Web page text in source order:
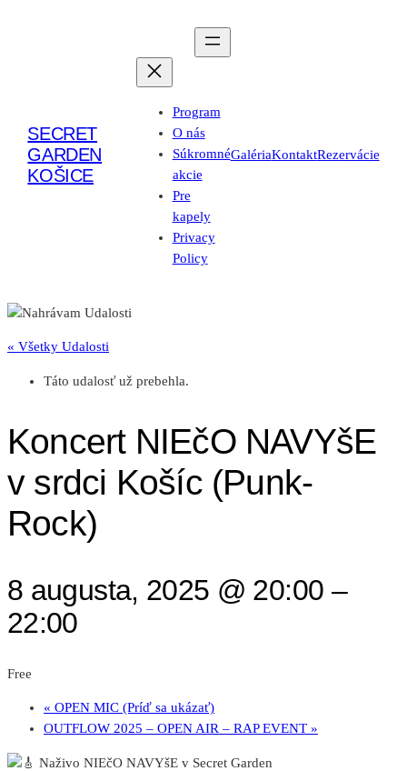
SECRET
GARDEN
KOŠICE
Program
O nás
Súkromné
akcie
Pre
kapely
Privacy
Policy
GalériaKontaktRezervácie
« Všetky Udalosti
Táto udalosť už prebehla.
Koncert NIEčO NAVYšE
v srdci Košíc (Punk-
Rock)
8 augusta, 2025 @ 20:00 –
22:00
Free
« OPEN MIC (Príď sa ukázať)
OUTFLOW 2025 – OPEN AIR – RAP EVENT »
Naživo NIEčO NAVYšE v Secret Garden